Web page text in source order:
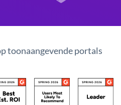
toonaangevende portals